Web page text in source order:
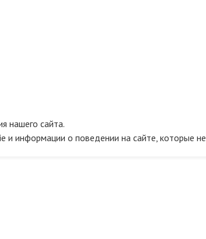
нашего сайта.
и информации о поведении на сайте, которые